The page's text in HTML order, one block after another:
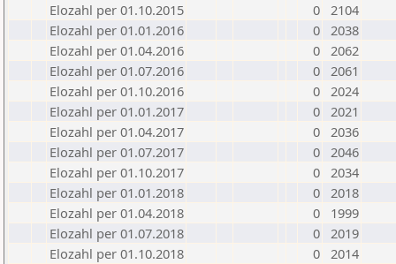
Elozahl per 01.10.2015
0 2104
Elozahl per 01.01.2016
0 2038
Elozahl per 01.04.2016
0 2062
Elozahl per 01.07.2016
0 2061
Elozahl per 01.10.2016
0 2024
Elozahl per 01.01.2017
0 2021
Elozahl per 01.04.2017
0 2036
Elozahl per 01.07.2017
0 2046
Elozahl per 01.10.2017
0 2034
Elozahl per 01.01.2018
0 2018
Elozahl per 01.04.2018
0
1999
Elozahl per 01.07.2018
0 2019
Elozahl per 01.10.2018
0 2014